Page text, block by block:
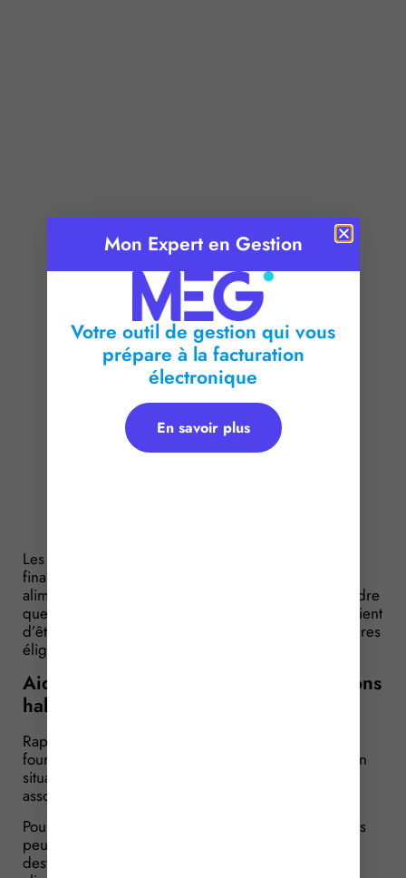
Publié le : 11 mai 2026
Temps de lecture : 2 minutes
Les associations qui souhaitent recevoir des
financements publics pour mettre en œuvre l’aide
alimentaire doivent être habilitées. C’est dans ce cadre
que la liste des structures habilitées à la percevoir vient
d’être mise à jour. Quelles sont les nouvelles structures
éligibles ?
Aide alimentaire : la liste des associations
habilitées vient d’être mise à jour
Rappelons que l’aide alimentaire a pour objet la
fourniture de denrées alimentaires aux personnes en
situation de vulnérabilité économique ou sociale,
assortie de la proposition d’un accompagnement.
Pour la mettre en œuvre, les associations concernées
peuvent recevoir des contributions publiques
destinées, notamment, à l’achat de denrées
Mon Expert en Gestion
Votre outil de gestion qui vous
prépare à la facturation
électronique
En savoir plus